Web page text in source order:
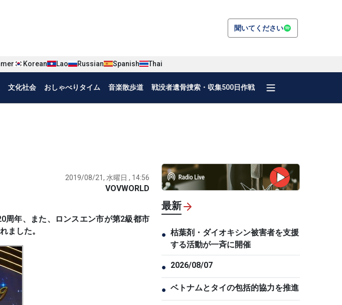
聞いてください
Korean Lao Russian Spanish Thai
文化社会 おしゃべりタイム 音楽散歩道 戦没者遺骨捜索・収集500日作戦
2019/08/21, 水曜日 , 14:56
VOVWORLD
周年、また、ロンスエン市が第2級都市
ました。
最新
● 枯葉剤・ダイオキシン被害者を支援
する活動が一斉に開催
● 2026/08/07
● ベトナムとタイの包括的協力を推進